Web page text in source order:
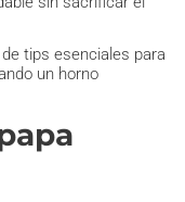
tips esenciales para
un horno